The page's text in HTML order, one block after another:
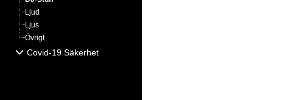
Ljud
Ljus
Övrigt
Covid-19 Säkerhet